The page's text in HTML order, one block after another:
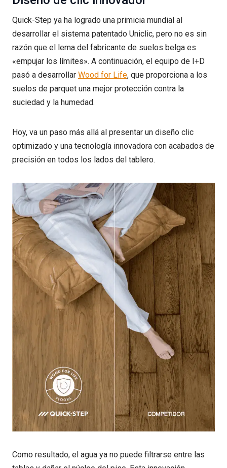
Quick-Step ya ha logrado una primicia mundial al
desarrollar el sistema patentado Uniclic, pero no es sin
razón que el lema del fabricante de suelos belga es
«empujar los límites». A continuación, el equipo de I+D
pasó a desarrollar Wood for Life, que proporciona a los
suelos de parquet una mejor protección contra la
suciedad y la humedad.
Hoy, va un paso más allá al presentar un diseño clic
optimizado y una tecnología innovadora con acabados de
precisión en todos los lados del tablero.
Como resultado, el agua ya no puede filtrarse entre las